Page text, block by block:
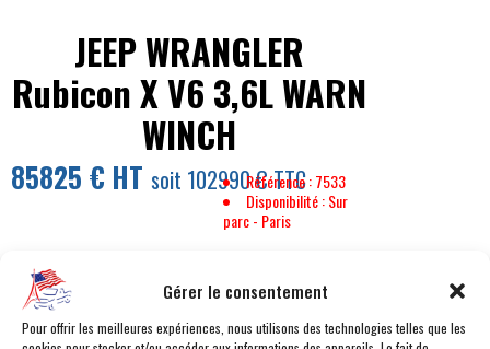
Gérer le consentement
Pour offrir les meilleures expériences, nous utilisons des technologies telles que les
JEEP WRANGLER
Rubicon X V6 3,6L WARN
WINCH
85825 € HT soit 102990 € TTC
Référence : 7533
Disponibilité : Sur
parc - Paris
CATÉGORIE :
CARBURANT :
Essence
BOÎTE :Automatique 8 vitesses